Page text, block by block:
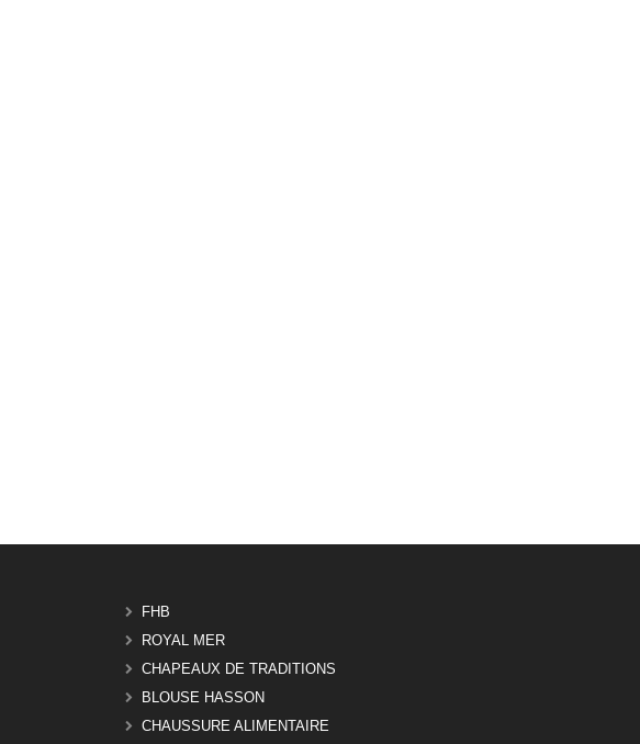
FHB
ROYAL MER
CHAPEAUX DE TRADITIONS
BLOUSE HASSON
CHAUSSURE ALIMENTAIRE